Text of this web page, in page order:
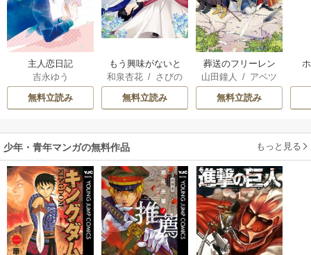
主人恋日記
吉永ゆう
無料立読み
もう興味がないと
離婚された令嬢の
意外と楽しい新生
活
和泉杏花 / さびの
ぶち
無料立読み
葬送のフリーレン
山田鐘人
/ アベツ
カサ
無料立読み
少年・青年マンガの無料作品 もっと見る